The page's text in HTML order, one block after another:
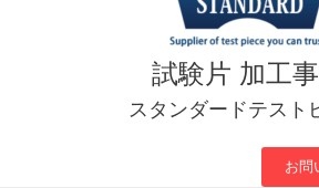
試験片 加工
スタンダードテスト
お問